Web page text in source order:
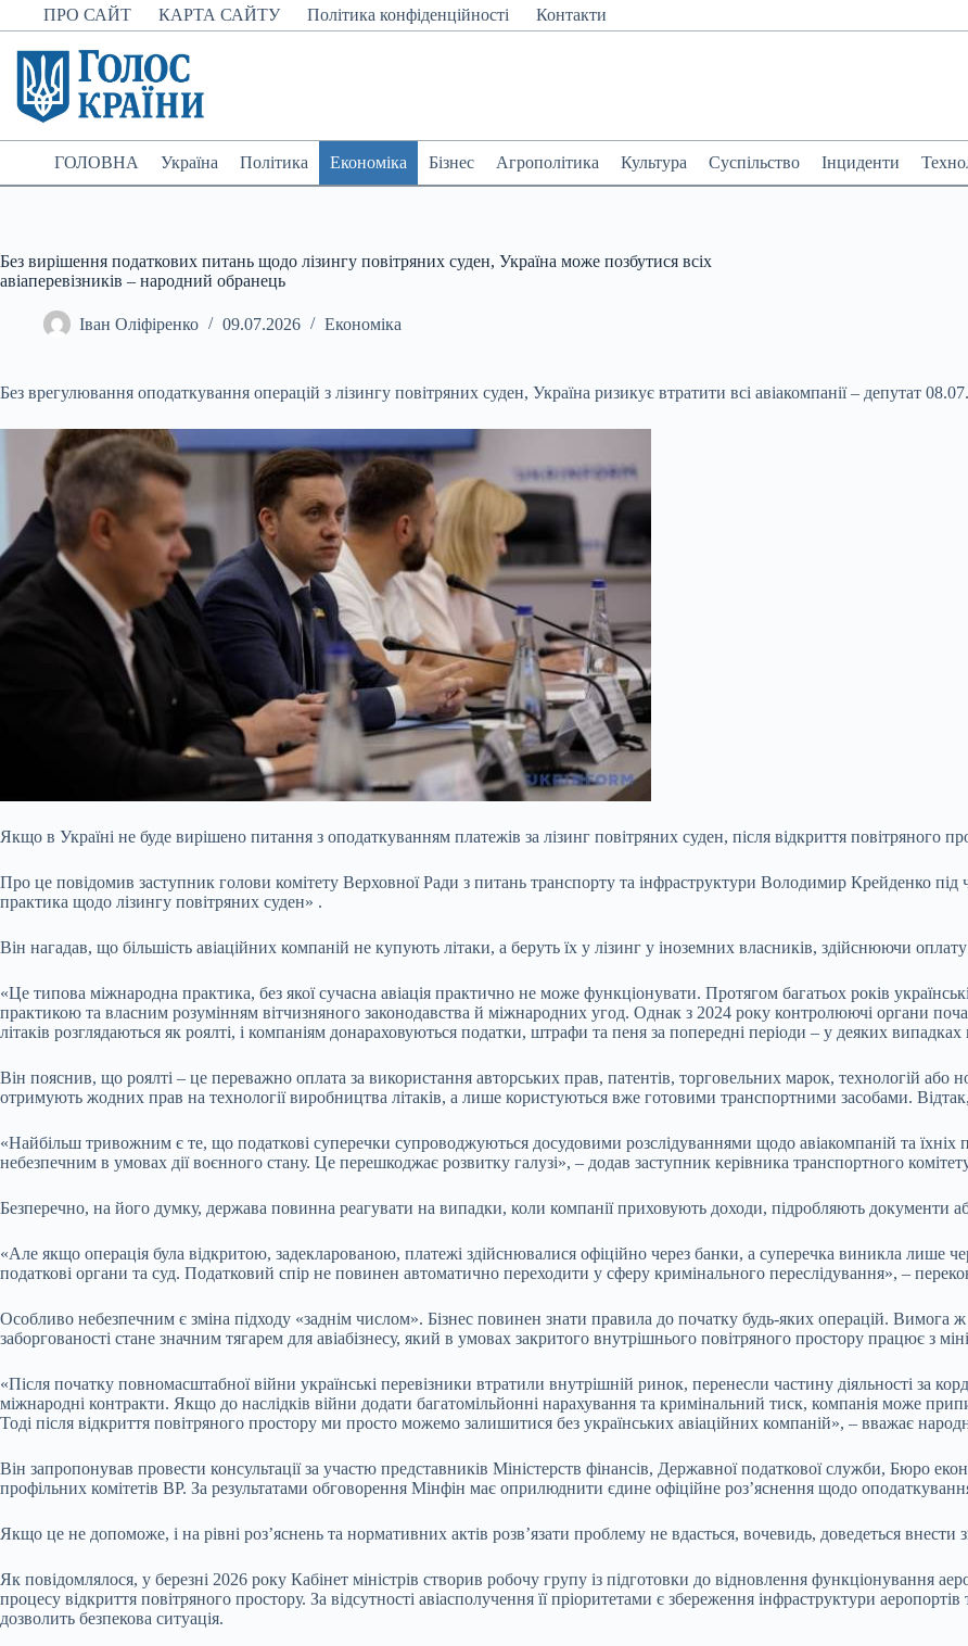
Перейти
до
вмісту
ПРО САЙТ КАРТА САЙТУ Політика конфіденційності Контакти
ГОЛОВНА Україна Політика Економіка Бізнес Агрополітика Культура Суспільство Інциденти
Без вирішення податкових питань щодо лізингу повітряних суден, Україна може позбутися всіх
авіаперевізників – народний обранець
Іван Оліфіренко 09.07.2026 Економіка
Без врегулювання оподаткування операцій з лізингу повітряних суден, Україна ризикує втратити всі авіакомпанії – депутат
Якщо в Україні не буде вирішено питання з оподаткуванням платежів за лізинг повітряних суден, після відкриття повітряного
Про це повідомив заступник голови комітету Верховної Ради з питань транспорту та інфраструктури Володимир Крейденко під
практика щодо лізингу повітряних суден» .
Він нагадав, що більшість авіаційних компаній не купують літаки, а беруть їх у лізинг у іноземних власників, здійснюючи
«Це типова міжнародна практика, без якої сучасна авіація практично не може функціонувати. Протягом багатьох років
практикою та власним розумінням вітчизняного законодавства й міжнародних угод. Однак з 2024 року контролюючі органи
літаків розглядаються як роялті, і компаніям донараховуються податки, штрафи та пеня за попередні періоди – у деяких випадках
Він пояснив, що роялті – це переважно оплата за використання авторських прав, патентів, торговельних марок, технологій або
отримують жодних прав на технології виробництва літаків, а лише користуються вже готовими транспортними засобами. Відтак,
«Найбільш тривожним є те, що податкові суперечки супроводжуються досудовими розслідуваннями щодо авіакомпаній та
небезпечним в умовах дії воєнного стану. Це перешкоджає розвитку галузі», – додав заступник керівника транспортного
Безперечно, на його думку, держава повинна реагувати на випадки, коли компанії приховують доходи, підробляють документи
«Але якщо операція була відкритою, задекларованою, платежі здійснювалися офіційно через банки, а суперечка виникла лише
податкові органи та суд. Податковий спір не повинен автоматично переходити у сферу кримінального переслідування», –
Особливо небезпечним є зміна підходу «заднім числом». Бізнес повинен знати правила до початку будь-яких операцій. Вимога
заборгованості стане значним тягарем для авіабізнесу, який в умовах закритого внутрішнього повітряного простору працює з
«Після початку повномасштабної війни українські перевізники втратили внутрішній ринок, перенесли частину діяльності за
міжнародні контракти. Якщо до наслідків війни додати багатомільйонні нарахування та кримінальний тиск, компанія може
Тоді після відкриття повітряного простору ми просто можемо залишитися без українських авіаційних компаній», – вважає
Він запропонував провести консультації за участю представників Міністерств фінансів, Державної податкової служби, Бюро
профільних комітетів ВР. За результатами обговорення Мінфін має оприлюднити єдине офіційне роз’яснення щодо
Якщо це не допоможе, і на рівні роз’яснень та нормативних актів розв’язати проблему не вдасться, вочевидь, доведеться
Як повідомлялося, у березні 2026 року Кабінет міністрів створив робочу групу із підготовки до відновлення функціонування
процесу відкриття повітряного простору. За відсутності авіасполучення її пріоритетами є збереження інфраструктури
дозволить безпекова ситуація.